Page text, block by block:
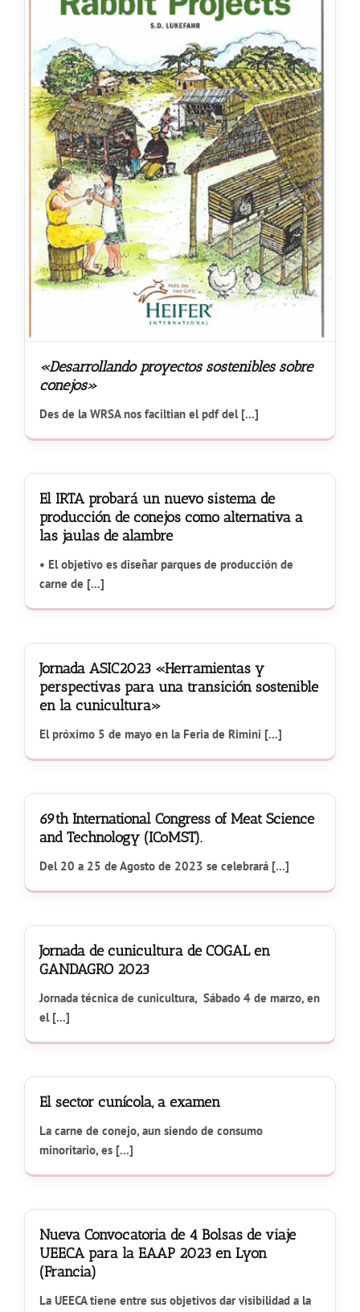
«Desarrollando proyectos sostenibles sobre
conejos»
Des de la WRSA nos faciltian el pdf del [...]
El IRTA probará un nuevo sistema de
producción de conejos como alternativa a
las jaulas de alambre
• El objetivo es diseñar parques de producción de
carne de [...]
Jornada ASIC2023 «Herramientas y
perspectivas para una transición sostenible
en la cunicultura»
El próximo 5 de mayo en la Feria de Rimini [...]
69th International Congress of Meat Science
and Technology (ICoMST).
Del 20 a 25 de Agosto de 2023 se celebrará [...]
Jornada de cunicultura de COGAL en
GANDAGRO 2023
Jornada técnica de cunicultura, Sábado 4 de marzo, en
el [...]
El sector cunícola, a examen
La carne de conejo, aun siendo de consumo
minoritario, es [...]
Nueva Convocatoria de 4 Bolsas de viaje
UEECA para la EAAP 2023 en Lyon
(Francia)
La UEECA tiene entre sus objetivos dar visibilidad a la